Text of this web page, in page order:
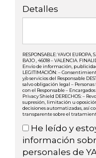
Detalles
RESPONSABLE: YAVOI EUROPA,
BAJO , 46018 – VALENCIA.
Envío de información,
LEGITIMACIÓN: –
y/o servicios del Responsable
salvo obligación legal –
con el Responsable –
Privacy Shield DERECHOS: –
supresión, limitación u
decisiones automatizadas, así
transparente sobre el
He leído y
información
personales de